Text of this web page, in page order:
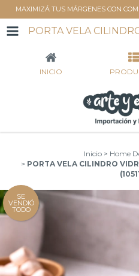
MAXIMIZÁ TUS MÁRGENES CON
INICIO
Inicio > Home
> PORTA VELA CILINDRO
SE
VENDIÓ
TODO